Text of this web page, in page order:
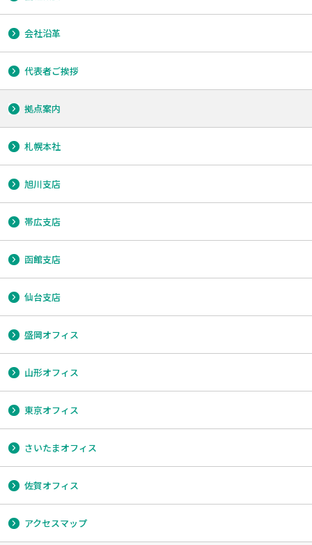
会社沿革
代表者ご挨拶
拠点案内
札幌本社
旭川支店
帯広支店
函館支店
仙台支店
盛岡オフィス
山形オフィス
東京オフィス
さいたまオフィス
佐賀オフィス
アクセスマップ